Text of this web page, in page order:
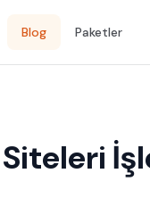
Blog Paketler
Siteleri